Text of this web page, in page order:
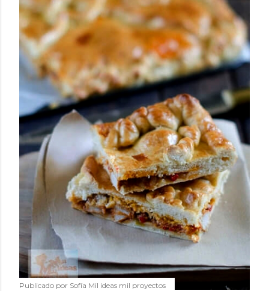
Publicado por Sofía Mil ideas mil proyectos